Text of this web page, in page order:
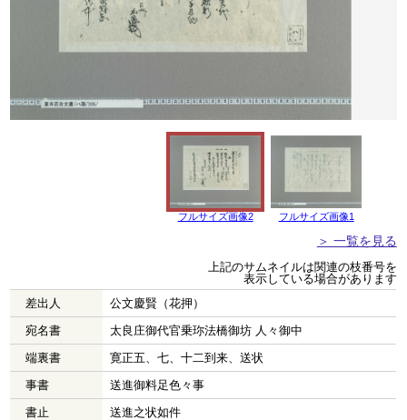
フルサイズ画像2 フルサイズ画像1
＞ 一覧を見る
上記のサムネイルは関連の枝番号を
表示している場合があります
差出人
公文慶賢（花押）
宛名書
太良庄御代官乗珎法橋御坊 人々御中
端裏書
寛正五、七、十二到来、送状
事書
送進御料足色々事
書止
送進之状如件